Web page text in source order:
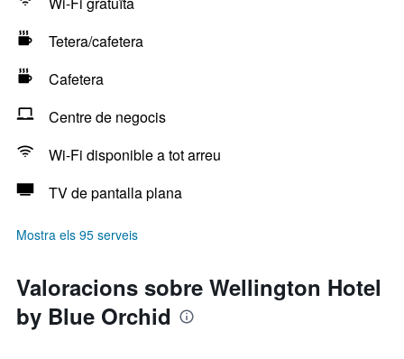
Tetera/cafetera
Cafetera
Centre de negocis
Wi-Fi disponible a tot arreu
TV de pantalla plana
Mostra els 95 serveis
Valoracions sobre Wellington Hotel
by Blue Orchid